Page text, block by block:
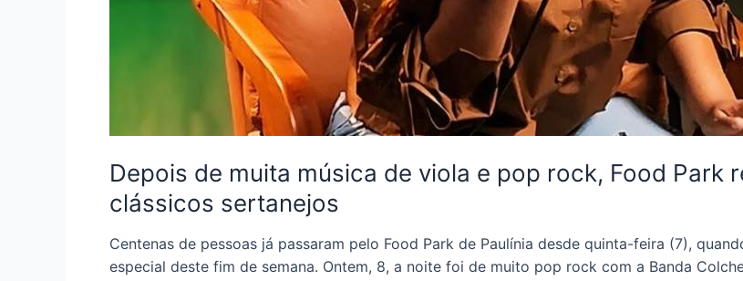
Depois de muita música de viola e pop rock, Food Park
clássicos sertanejos
Centenas de pessoas já passaram pelo Food Park de Paulínia desde quinta-feira (7),
especial deste fim de semana. Ontem, 8, a noite foi de muito pop rock com a Banda